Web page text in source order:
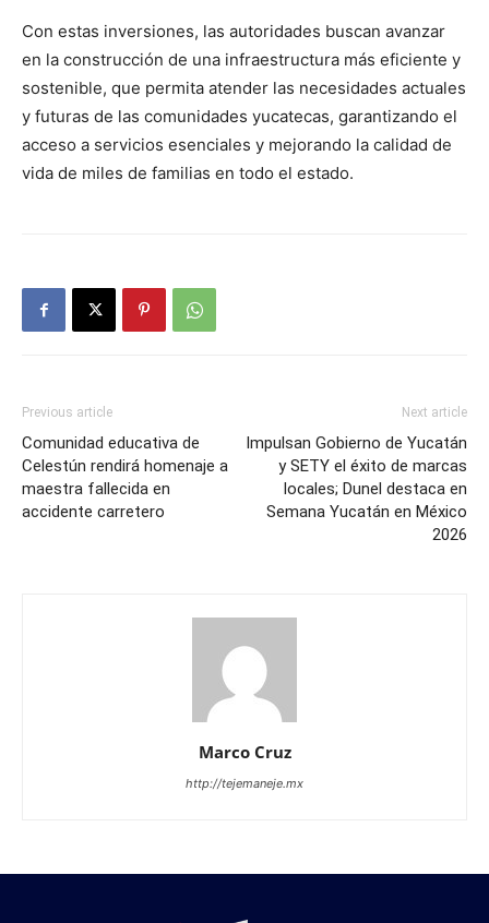
Con estas inversiones, las autoridades buscan avanzar
en la construcción de una infraestructura más eficiente y
sostenible, que permita atender las necesidades actuales
y futuras de las comunidades yucatecas, garantizando el
acceso a servicios esenciales y mejorando la calidad de
vida de miles de familias en todo el estado.
Previous article
Comunidad educativa de
Celestún rendirá homenaje a
maestra fallecida en
accidente carretero
Next article
Impulsan Gobierno de Yucatán
y SETY el éxito de marcas
locales; Dunel destaca en
Semana Yucatán en México
2026
Marco Cruz
http://tejemaneje.mx